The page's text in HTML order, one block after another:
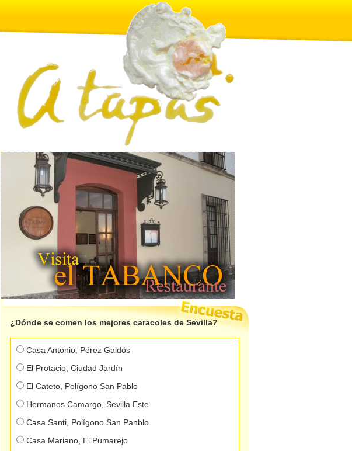
¿Dónde se comen los mejores caracoles de Sevilla?
Casa Antonio, Pérez Galdós
El Protacio, Ciudad Jardín
El Cateto, Polígono San Pablo
Hermanos Camargo, Sevilla Este
Casa Santi, Polígono San Panblo
Casa Mariano, El Pumarejo